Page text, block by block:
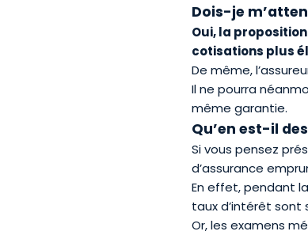
Dois-je
Oui, la
cotisations plus
De même,
Il ne pourra
même garantie.
Qu’en est-il
Si vous pensez
d’assurance
En effet, pendant
taux d’intérêt sont
Or, les examens